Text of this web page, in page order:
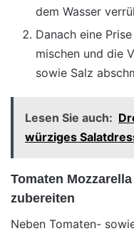
dem Wasser
Danach eine
mischen und die
sowie Salz
Lesen Sie auch:
würziges
Tomaten
zubereiten
Neben Tomaten-